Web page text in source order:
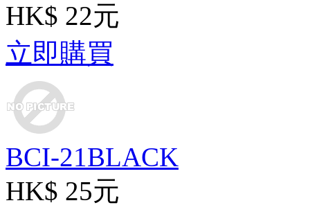
HK$ 22元
立即購買
BCI-21BLACK
HK$ 25元